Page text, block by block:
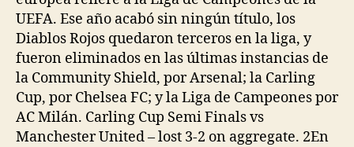
UEFA. Ese año acabó sin ningún título, los
Diablos Rojos quedaron terceros en la liga, y
fueron eliminados en las últimas instancias de
la Community Shield, por Arsenal; la Carling
Cup, por Chelsea FC; y la Liga de Campeones por
AC Milán. Carling Cup Semi Finals vs
Manchester United – lost 3-2 on aggregate. 2En